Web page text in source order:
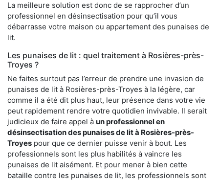
La meilleure solution est donc de se rapprocher d’un
professionnel en désinsectisation pour qu’il vous
débarrasse votre maison ou appartement des punaises de
lit.
Les punaises de lit : quel traitement à Rosières-près-
Troyes ?
Ne faites surtout pas l’erreur de prendre une invasion de
punaises de lit à Rosières-près-Troyes à la légère, car
comme il a été dit plus haut, leur présence dans votre vie
peut rapidement rendre votre quotidien invivable. Il serait
judicieux de faire appel à un professionnel en
désinsectisation des punaises de lit à Rosières-près-
Troyes pour que ce dernier puisse venir à bout. Les
professionnels sont les plus habilités à vaincre les
punaises de lit aisément. Et pour mener à bien cette
bataille contre les punaises de lit, les professionnels sont